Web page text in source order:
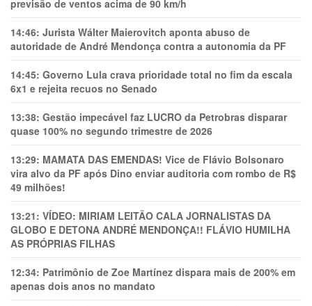
previsão de ventos acima de 90 km/h
14:46: Jurista Wálter Maierovitch aponta abuso de
autoridade de André Mendonça contra a autonomia da PF
14:45: Governo Lula crava prioridade total no fim da escala
6x1 e rejeita recuos no Senado
13:38: Gestão impecável faz LUCRO da Petrobras disparar
quase 100% no segundo trimestre de 2026
13:29: MAMATA DAS EMENDAS! Vice de Flávio Bolsonaro
vira alvo da PF após Dino enviar auditoria com rombo de R$
49 milhões!
13:21: VÍDEO: MIRIAM LEITÃO CALA JORNALISTAS DA
GLOBO E DETONA ANDRÉ MENDONÇA!! FLÁVIO HUMILHA
AS PRÓPRIAS FILHAS
12:34: Patrimônio de Zoe Martínez dispara mais de 200% em
apenas dois anos no mandato